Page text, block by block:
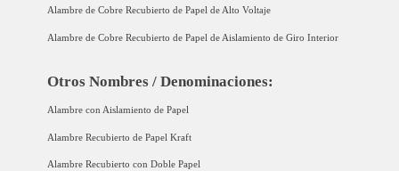
Alambre de Cobre Recubierto de Papel de Alto Voltaje
Alambre de Cobre Recubierto de Papel de Aislamiento de Giro Interior
Otros Nombres / Denominaciones:
Alambre con Aislamiento de Papel
Alambre Recubierto de Papel Kraft
Alambre Recubierto con Doble Papel